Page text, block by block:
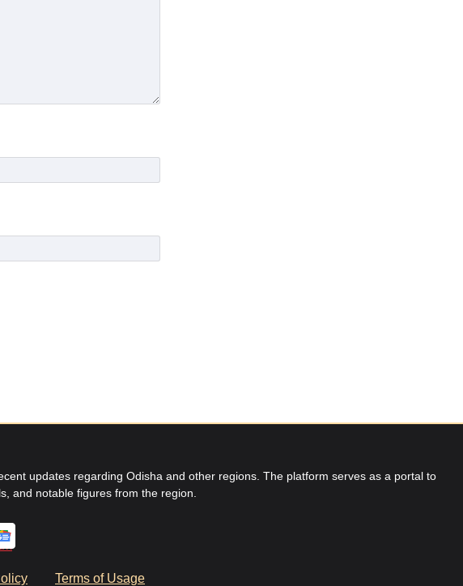
updates regarding Odisha and other regions. The platform serves as a portal to
and notable figures from the region.
Terms of Usage